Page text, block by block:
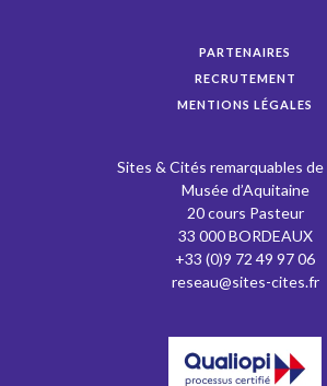
PARTENAIRES
RECRUTEMENT
MENTIONS LÉGALES
Sites & Cités remarquables de
Musée d’Aquitaine
20 cours Pasteur
33 000 BORDEAUX
+33 (0)9 72 49 97 06
reseau@sites-cites.fr